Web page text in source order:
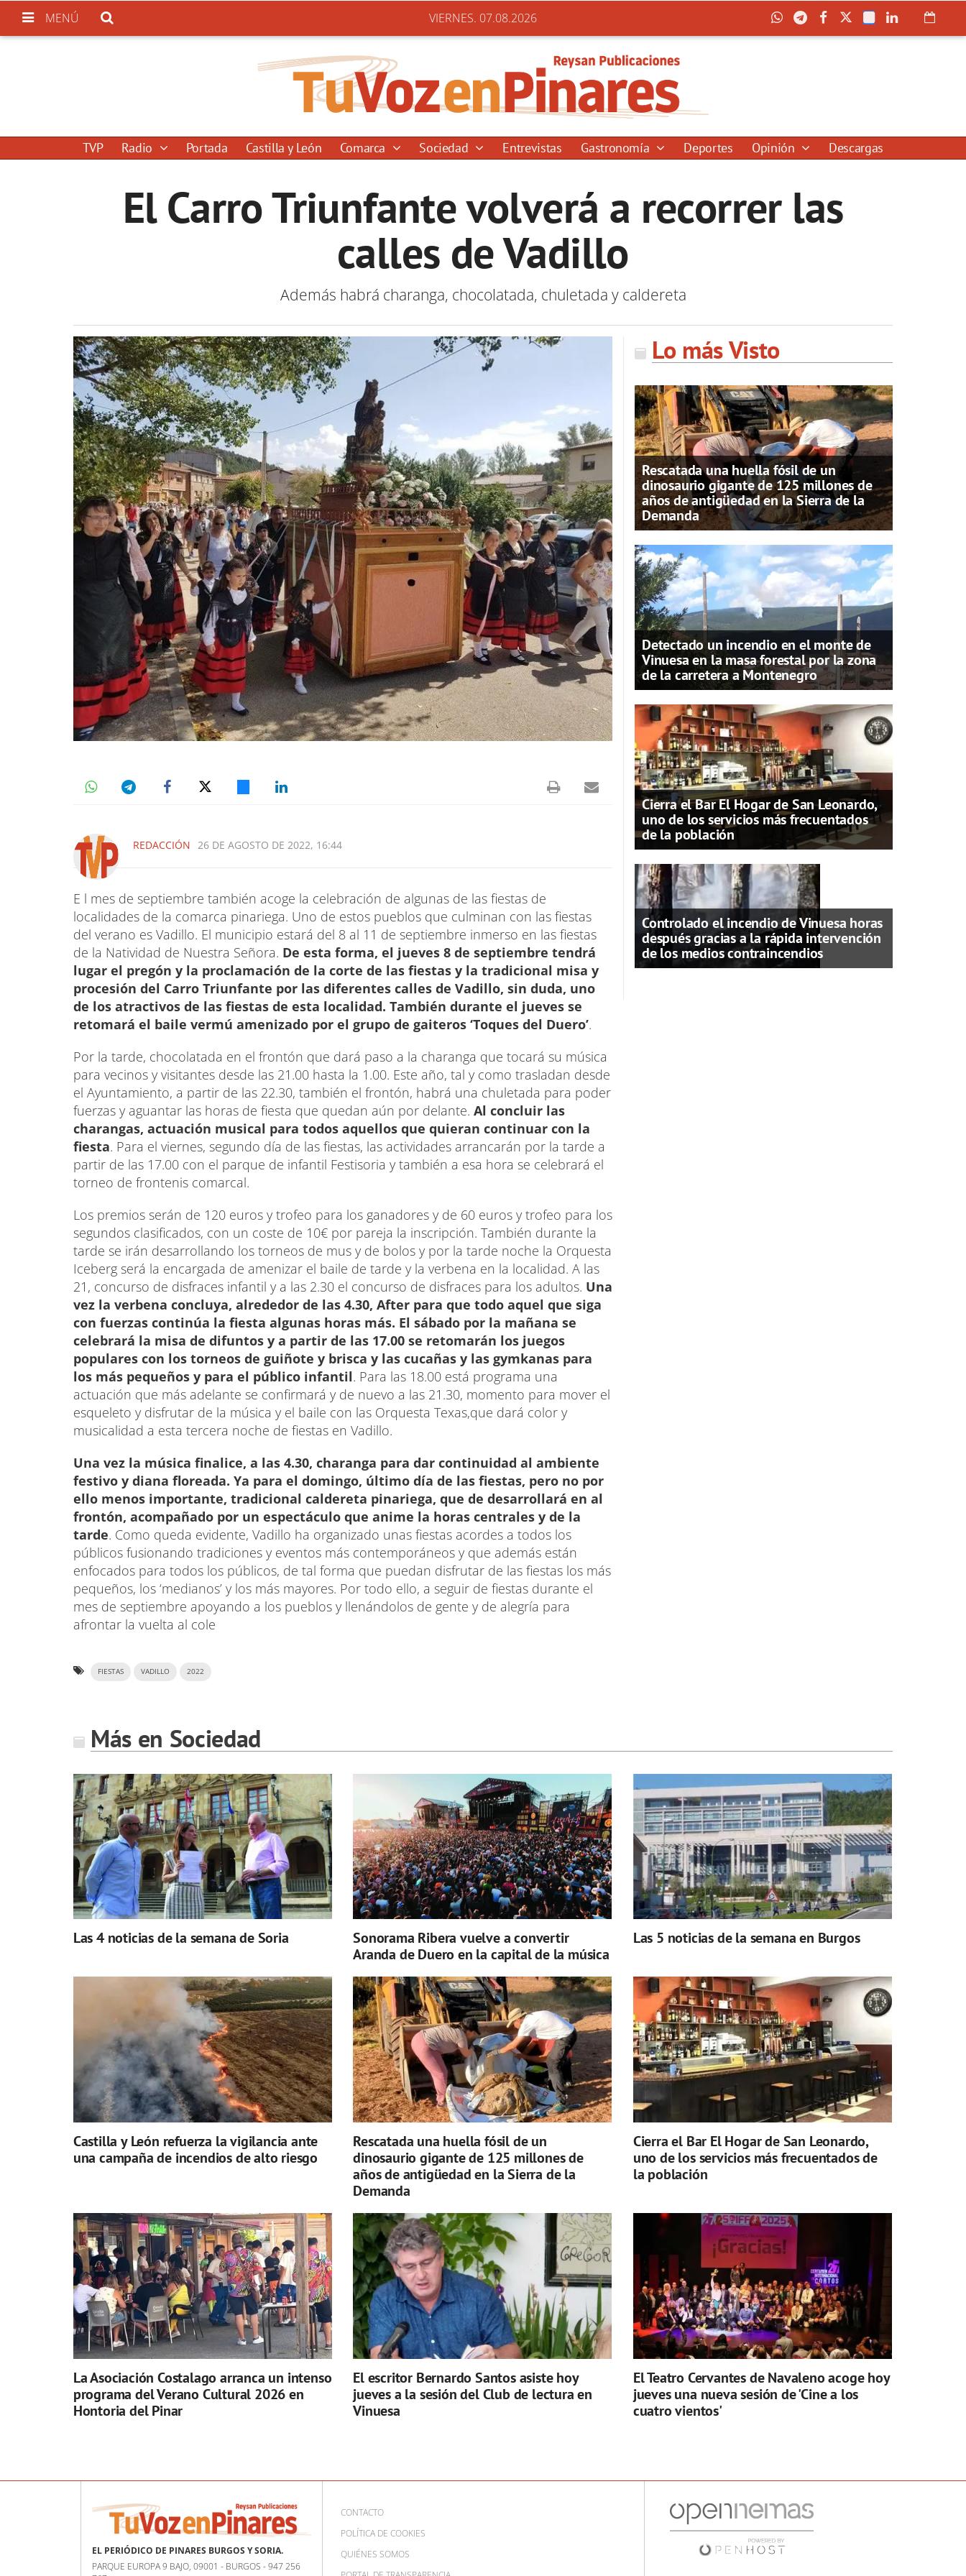
MENÚ VIERNES. 07.08.2026
TVP Radio Portada Castilla y León Comarca Sociedad Entrevistas Gastronomía Deportes Opinión Descargas
El Carro Triunfante volverá a recorrer las
calles de Vadillo
Además habrá charanga, chocolatada, chuletada y caldereta
REDACCIÓN 26 DE AGOSTO DE 2022, 16:44
E l mes de septiembre también acoge la celebración de algunas de las fiestas de
localidades de la comarca pinariega. Uno de estos pueblos que culminan con las fiestas
del verano es Vadillo. El municipio estará del 8 al 11 de septiembre inmerso en las fiestas
de la Natividad de Nuestra Señora. De esta forma, el jueves 8 de septiembre tendrá
lugar el pregón y la proclamación de la corte de las fiestas y la tradicional misa y
procesión del Carro Triunfante por las diferentes calles de Vadillo, sin duda, uno
de los atractivos de las fiestas de esta localidad. También durante el jueves se
retomará el baile vermú amenizado por el grupo de gaiteros ‘Toques del Duero’.
Por la tarde, chocolatada en el frontón que dará paso a la charanga que tocará su música
para vecinos y visitantes desde las 21.00 hasta la 1.00. Este año, tal y como trasladan desde
el Ayuntamiento, a partir de las 22.30, también el frontón, habrá una chuletada para poder
fuerzas y aguantar las horas de fiesta que quedan aún por delante. Al concluir las
charangas, actuación musical para todos aquellos que quieran continuar con la
fiesta. Para el viernes, segundo día de las fiestas, las actividades arrancarán por la tarde a
partir de las 17.00 con el parque de infantil Festisoria y también a esa hora se celebrará el
torneo de frontenis comarcal.
Los premios serán de 120 euros y trofeo para los ganadores y de 60 euros y trofeo para los
segundos clasificados, con un coste de 10€ por pareja la inscripción. También durante la
tarde se irán desarrollando los torneos de mus y de bolos y por la tarde noche la Orquesta
Iceberg será la encargada de amenizar el baile de tarde y la verbena en la localidad. A las
21, concurso de disfraces infantil y a las 2.30 el concurso de disfraces para los adultos. Una
vez la verbena concluya, alrededor de las 4.30, After para que todo aquel que siga
con fuerzas continúa la fiesta algunas horas más. El sábado por la mañana se
celebrará la misa de difuntos y a partir de las 17.00 se retomarán los juegos
populares con los torneos de guiñote y brisca y las cucañas y las gymkanas para
los más pequeños y para el público infantil. Para las 18.00 está programa una
actuación que más adelante se confirmará y de nuevo a las 21.30, momento para mover el
esqueleto y disfrutar de la música y el baile con las Orquesta Texas,que dará color y
musicalidad a esta tercera noche de fiestas en Vadillo.
Una vez la música finalice, a las 4.30, charanga para dar continuidad al ambiente
festivo y diana floreada. Ya para el domingo, último día de las fiestas, pero no por
ello menos importante, tradicional caldereta pinariega, que de desarrollará en al
frontón, acompañado por un espectáculo que anime la horas centrales y de la
tarde. Como queda evidente, Vadillo ha organizado unas fiestas acordes a todos los
públicos fusionando tradiciones y eventos más contemporáneos y que además están
enfocados para todos los públicos, de tal forma que puedan disfrutar de las fiestas los más
pequeños, los ‘medianos’ y los más mayores. Por todo ello, a seguir de fiestas durante el
mes de septiembre apoyando a los pueblos y llenándolos de gente y de alegría para
afrontar la vuelta al cole
FIESTAS VADILLO 2022
Lo más Visto
Rescatada una huella fósil de un
dinosaurio gigante de 125 millones de
años de antigüedad en la Sierra de la
Demanda
Detectado un incendio en el monte de
Vinuesa en la masa forestal por la zona
de la carretera a Montenegro
Cierra el Bar El Hogar de San Leonardo,
uno de los servicios más frecuentados
de la población
Controlado el incendio de Vinuesa horas
después gracias a la rápida intervención
de los medios contraincendios
Más en Sociedad
Las 4 noticias de la semana de Soria
Sonorama Ribera vuelve a convertir
Aranda de Duero en la capital de la música
Las 5 noticias de la semana en Burgos
Castilla y León refuerza la vigilancia ante
una campaña de incendios de alto riesgo
Rescatada una huella fósil de un
dinosaurio gigante de 125 millones de
años de antigüedad en la Sierra de la
Demanda
Cierra el Bar El Hogar de San Leonardo,
uno de los servicios más frecuentados de
la población
La Asociación Costalago arranca un intenso
programa del Verano Cultural 2026 en
Hontoria del Pinar
El escritor Bernardo Santos asiste hoy
jueves a la sesión del Club de lectura en
Vinuesa
El Teatro Cervantes de Navaleno acoge hoy
jueves una nueva sesión de 'Cine a los
cuatro vientos'
EL PERIÓDICO DE PINARES BURGOS Y SORIA.
PARQUE EUROPA 9 BAJO, 09001 - BURGOS - 947 256
CONTACTO
POLÍTICA DE COOKIES
QUIÉNES SOMOS